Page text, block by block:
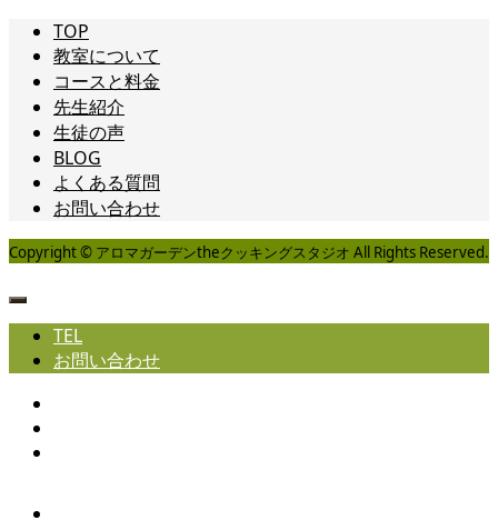
TOP
教室について
コースと料金
先生紹介
生徒の声
BLOG
よくある質問
お問い合わせ
Copyright © アロマガーデンtheクッキングスタジオ All Rights Reserved.
TEL
お問い合わせ